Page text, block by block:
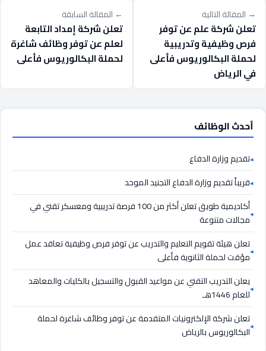
→ المقالة التالية
تعلن شركة علم عن توفر
فرص وظيفية وتدريبية
لحملة البكالوريوس فأعلى
في الرياض
← المقالة السابقة
تعلن شركة إمداد التابعة
لعلم عن توفر وظائف شاغرة
لحملة البكالوريوس فأعلى
أحدث الوظائف
تقديم وزارة الدفاع
قريباً تقديم وزارة الدفاع التجنيد الموحد
أكاديمية طويق تعلن أكثر من 100 فرصة تدريبية ومعسكر تقني في
مجالات متنوعة
تعلن هيئة تقويم التعليم والتدريب عن توفر فرص وظيفية تعاقد عمل
مؤقت لحملة الثانوية فأعلى
يعلن التدريب التقني عن مواعيد القبول والتسجيل بالكليات والمعاهد
للعام 1446هـ
تعلن شركة الإلكترونيات المتقدمة عن توفر وظائف شاغرة لحملة
البكالوريوس بالرياض